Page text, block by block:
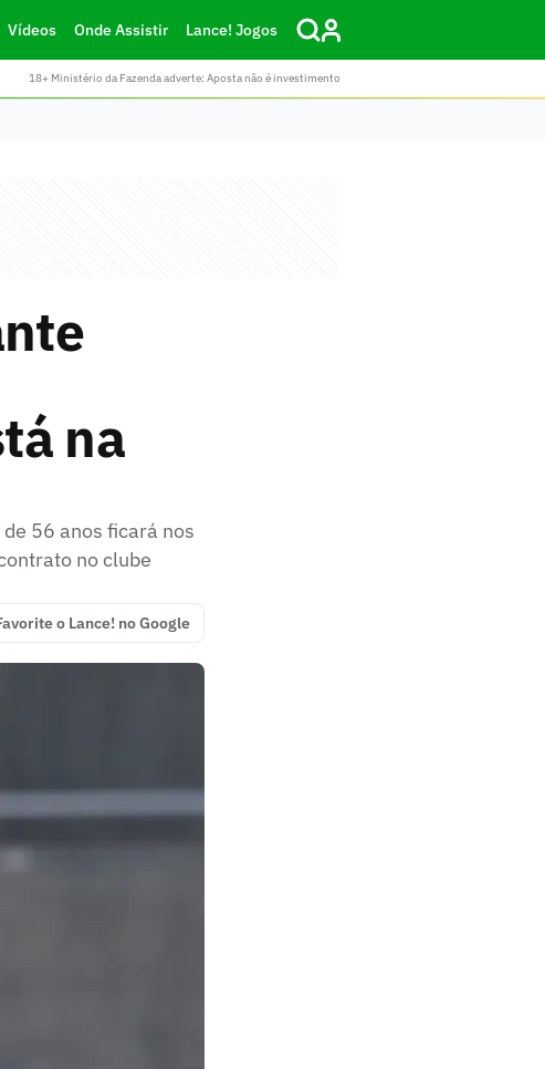
Vídeos Onde Assistir Lance! Jogos
18+ Ministério da Fazenda adverte: Aposta não é investimento
na
56 anos ficará nos
no clube
o Lance! no Google